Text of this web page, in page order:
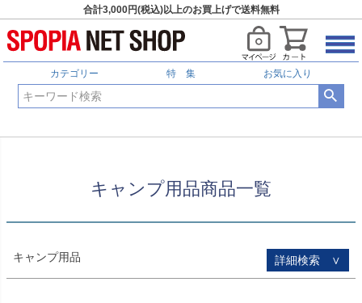
合計3,000円(税込)以上のお買上げで送料無料
カテゴリー 特 集 お気に入り
HOME キャンプ用品商品一覧
キャンプ用品商品一覧
キャンプ用品 詳細検索 ∨
予約商品
予約商品のみを表示
並び順
新着順
登録順
キーワードヒット順
検索